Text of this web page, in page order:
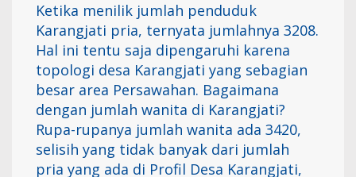
Ketika menilik jumlah penduduk
Karangjati pria, ternyata jumlahnya 3208.
Hal ini tentu saja dipengaruhi karena
topologi desa Karangjati yang sebagian
besar area Persawahan. Bagaimana
dengan jumlah wanita di Karangjati?
Rupa-rupanya jumlah wanita ada 3420,
selisih yang tidak banyak dari jumlah
pria yang ada di Profil Desa Karangjati,